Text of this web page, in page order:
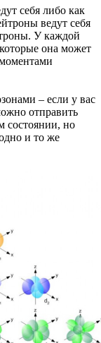
себя либо как
ведут себя
У каждой
она может
– если у вас
отправить
состоянии, но
и то же